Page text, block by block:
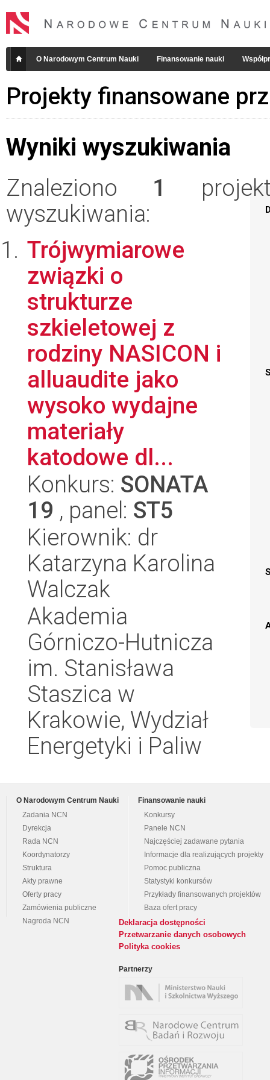
O Narodowym Centrum Nauki Finansowanie nauki
Projekty finansowane
Wyniki wyszukiwania
Znaleziono 1
wyszukiwania:
Trójwymiarowe
związki o
strukturze
szkieletowej z
rodziny NASICON i
alluaudite jako
wysoko wydajne
materiały
katodowe dl...
Konkurs: SONATA
19 , panel: ST5
Kierownik: dr
Katarzyna Karolina
Walczak
Akademia
Górniczo-Hutnicza
im. Stanisława
Staszica w
Krakowie, Wydział
Energetyki i Paliw
O Narodowym Centrum Nauki
Zadania NCN
Dyrekcja
Rada NCN
Koordynatorzy
Struktura
Akty prawne
Oferty pracy
Zamówienia publiczne
Nagroda NCN
Finansowanie nauki
Konkursy
Panele NCN
Najczęściej zadawane pytania
Informacje dla realizujących projekty
Pomoc publiczna
Statystyki konkursów
Przykłady finansowanych projektów
Baza ofert pracy
Deklaracja dostępności
Przetwarzanie danych osobowych
Polityka cookies
Partnerzy